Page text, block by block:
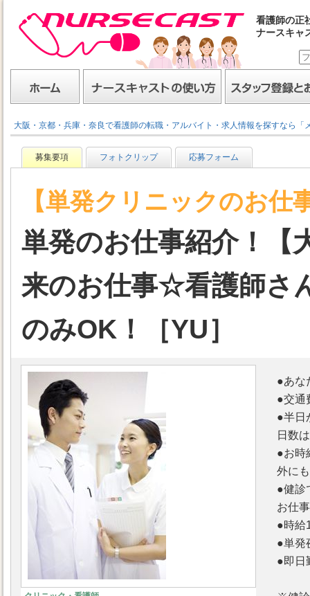
看護師の正
ナースキャ
大阪・京都・兵庫・奈良で看護師の転職・アルバイト・求人情報を探すなら「
募集要項 フォトクリップ 応募フォーム
【単発クリニックのお仕
単発のお仕事紹介！【
来のお仕事☆看護師さ
のみOK！［YU］
●あな
●交通
●半日
日数
●お時
外に
●健診
お仕
●時給
●単発
●即日